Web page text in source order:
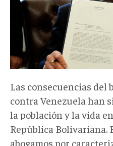
Las consecuencias del
contra Venezuela han
la población y la vida
República Bolivariana.
abogamos por